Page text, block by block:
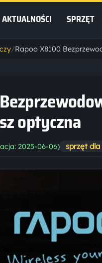
AKTUALNOŚCI SPRZĘT
/
optyczna
2025-06-06) sprzęt